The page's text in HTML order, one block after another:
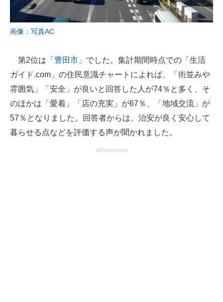
画像：写真AC
第2位は 「豊田市」 でした。集計期間時点での「生活
ガイド.com」の住民意識チャートによれば、「街並みや
雰囲気」「安全」が良いと回答した人が74％と多く、そ
のほかは「愛着」「店の充実」が67％、「地域交流」が
57％となりました。回答者からは、治安が良く安心して
暮らせる点などを評価する声が聞かれました。
advertisement